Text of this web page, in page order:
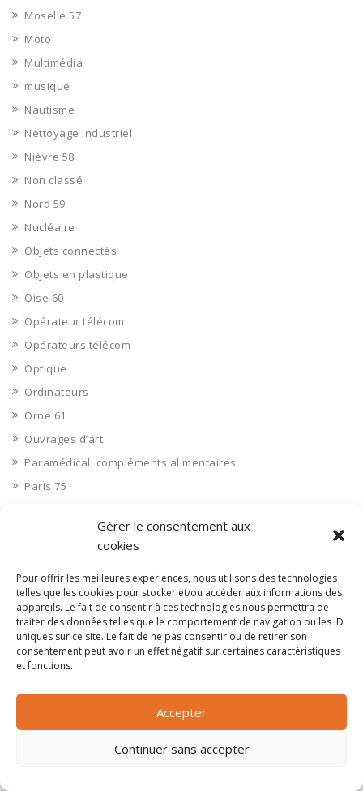
Gérer le consentement aux
cookies
Pour offrir les meilleures expériences, nous utilisons des technologies
telles que les cookies pour stocker et/ou accéder aux informations des
appareils. Le fait de consentir à ces technologies nous permettra de
traiter des données telles que le comportement de navigation ou les ID
uniques sur ce site. Le fait de ne pas consentir ou de retirer son
consentement peut avoir un effet négatif sur certaines caractéristiques
et fonctions.
Accepter
Continuer sans accepter
Moselle 57
Moto
Multimédia
musique
Nautisme
Nettoyage industriel
Nièvre 58
Non classé
Nord 59
Nucléaire
Objets connectés
Objets en plastique
Oise 60
Opérateur télécom
Opérateurs télécom
Optique
Ordinateurs
Orne 61
Ouvrages d’art
Paramédical, compléments alimentaires
Paris 75
Pétrole
Pharmaceutique, médicaments
Pharmacie et vente d'articles médicaux
Photos
Piscine
Polynésie Française 987